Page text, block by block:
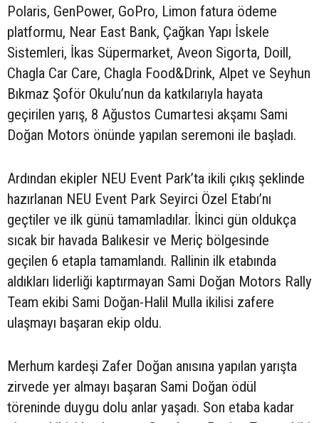
Polaris, GenPower, GoPro, Limon fatura ödeme
platformu, Near East Bank, Çağkan Yapı İskele
Sistemleri, İkas Süpermarket, Aveon Sigorta, Doill,
Chagla Car Care, Chagla Food&Drink, Alpet ve Seyhun
Bıkmaz Şoför Okulu’nun da katkılarıyla hayata
geçirilen yarış, 8 Ağustos Cumartesi akşamı Sami
Doğan Motors önünde yapılan seremoni ile başladı.
Ardından ekipler NEU Event Park’ta ikili çıkış şeklinde
hazırlanan NEU Event Park Seyirci Özel Etabı’nı
geçtiler ve ilk günü tamamladılar. İkinci gün oldukça
sıcak bir havada Balıkesir ve Meriç bölgesinde
geçilen 6 etapla tamamlandı. Rallinin ilk etabında
aldıkları liderliği kaptırmayan Sami Doğan Motors Rally
Team ekibi Sami Doğan-Halil Mulla ikilisi zafere
ulaşmayı başaran ekip oldu.
Merhum kardeşi Zafer Doğan anısına yapılan yarışta
zirvede yer almayı başaran Sami Doğan ödül
töreninde duygu dolu anlar yaşadı. Son etaba kadar